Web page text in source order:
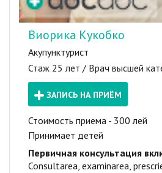
Виорика Кукобко
Акупунктурист
Стаж 25 лет / Врач высшей
ЗАПИСЬ НА ПРИЁМ
Стоимость приема - 300 лей
Принимает детей
Первичная консультация
Consultarea, examinarea,